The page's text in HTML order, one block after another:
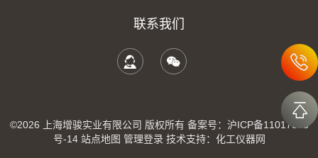
联系我们
©2026 上海增骏实业有限公司 版权所有 备案号：沪ICP备11017335
号-14 站点地图 管理登录技术支持： 化工仪器网